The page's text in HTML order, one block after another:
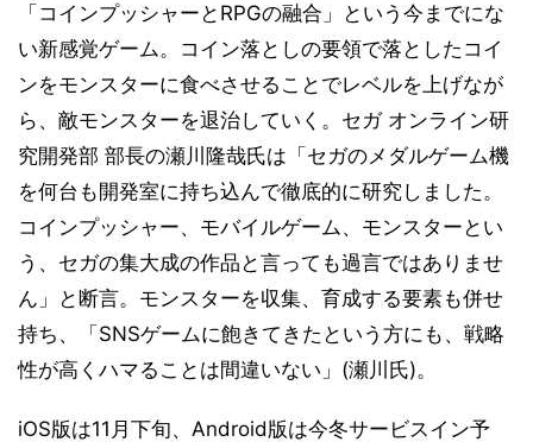
「コインプッシャーとRPGの融合」という今までにな
い新感覚ゲーム。コイン落としの要領で落としたコイ
ンをモンスターに食べさせることでレベルを上げなが
ら、敵モンスターを退治していく。セガ オンライン研
究開発部 部長の瀬川隆哉氏は「セガのメダルゲーム機
を何台も開発室に持ち込んで徹底的に研究しました。
コインプッシャー、モバイルゲーム、モンスターとい
う、セガの集大成の作品と言っても過言ではありませ
ん」と断言。モンスターを収集、育成する要素も併せ
持ち、「SNSゲームに飽きてきたという方にも、戦略
性が高くハマることは間違いない」(瀬川氏)。
iOS版は11月下旬、Android版は今冬サービスイン予